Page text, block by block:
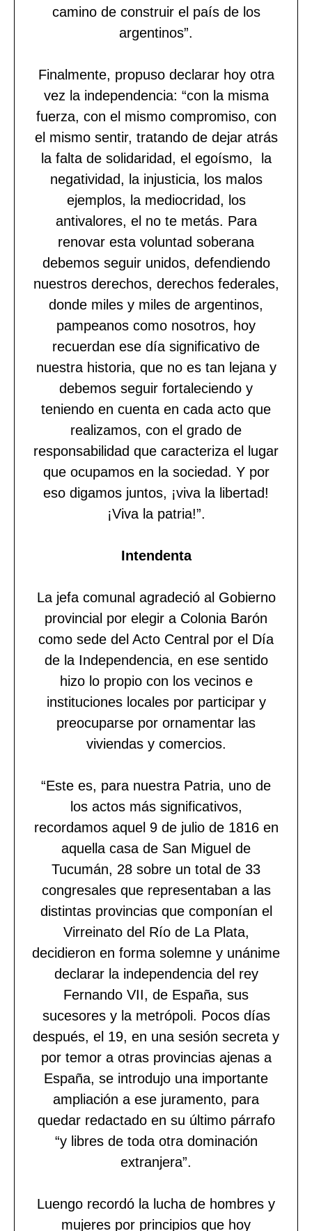
camino de construir el país de los
argentinos”.
Finalmente, propuso declarar hoy otra
vez la independencia: “con la misma
fuerza, con el mismo compromiso, con
el mismo sentir, tratando de dejar atrás
la falta de solidaridad, el egoísmo, la
negatividad, la injusticia, los malos
ejemplos, la mediocridad, los
antivalores, el no te metás. Para
renovar esta voluntad soberana
debemos seguir unidos, defendiendo
nuestros derechos, derechos federales,
donde miles y miles de argentinos,
pampeanos como nosotros, hoy
recuerdan ese día significativo de
nuestra historia, que no es tan lejana y
debemos seguir fortaleciendo y
teniendo en cuenta en cada acto que
realizamos, con el grado de
responsabilidad que caracteriza el lugar
que ocupamos en la sociedad. Y por
eso digamos juntos, ¡viva la libertad!
¡Viva la patria!”.
Intendenta
La jefa comunal agradeció al Gobierno
provincial por elegir a Colonia Barón
como sede del Acto Central por el Día
de la Independencia, en ese sentido
hizo lo propio con los vecinos e
instituciones locales por participar y
preocuparse por ornamentar las
viviendas y comercios.
“Este es, para nuestra Patria, uno de
los actos más significativos,
recordamos aquel 9 de julio de 1816 en
aquella casa de San Miguel de
Tucumán, 28 sobre un total de 33
congresales que representaban a las
distintas provincias que componían el
Virreinato del Río de La Plata,
decidieron en forma solemne y unánime
declarar la independencia del rey
Fernando VII, de España, sus
sucesores y la metrópoli. Pocos días
después, el 19, en una sesión secreta y
por temor a otras provincias ajenas a
España, se introdujo una importante
ampliación a ese juramento, para
quedar redactado en su último párrafo
“y libres de toda otra dominación
extranjera”.
Luengo recordó la lucha de hombres y
mujeres por principios que hoy